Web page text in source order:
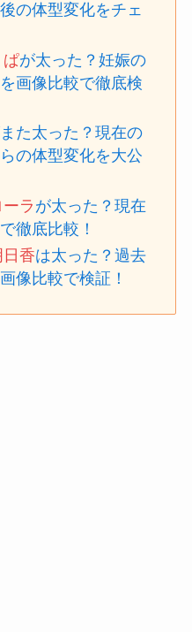
の体型変化をチェ
ぱが太った？妊娠の
画像比較で徹底検
た太った？現在の
の体型変化を大公
ラが太った？現在
徹底比較！
香は太った？過去
像比較で検証！